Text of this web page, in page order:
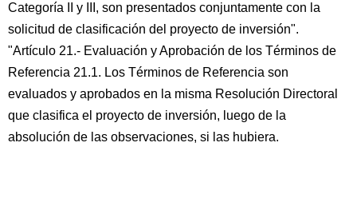
Categoría II y III, son presentados conjuntamente con la
solicitud de clasificación del proyecto de inversión".
"Artículo 21.- Evaluación y Aprobación de los Términos de
Referencia 21.1. Los Términos de Referencia son
evaluados y aprobados en la misma Resolución Directoral
que clasifica el proyecto de inversión, luego de la
absolución de las observaciones, si las hubiera.